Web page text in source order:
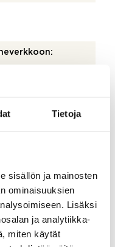
Tietoja
sisällön ja mainosten
ominaisuuksien
Lisäksi
ja analytiikka-
miten käytät